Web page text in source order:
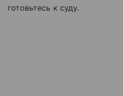
готовьтесь к суду.